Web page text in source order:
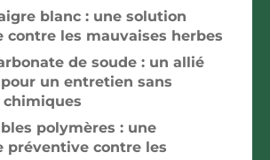
blanc : une solution
contre les mauvaises herbes
de soude : un allié
un entretien sans
polymères : une
préventive contre les